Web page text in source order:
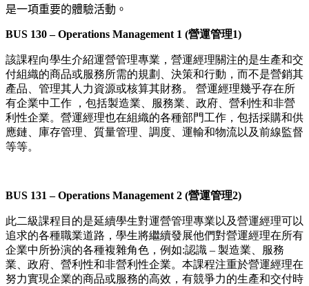
是一項重要的體驗活動。
BUS 130 – Operations Management 1 (營運管理1)
該課程向學生介紹運營管理專業，營運經理關注的是生產和交
付組織的商品或服務所需的規劃、決策和行動，而不是營銷其
產品、管理其人力資源或核算其財務。 營運經理幾乎存在所
有企業中工作 ，包括製造業、服務業、政府、營利性和非營
利性企業。營運經理也在組織的各種部門工作，包括採購和供
應鏈、庫存管理、質量管理、調度、運輸和物流以及前線監督
等等。
BUS 131 – Operations Management 2 (營運管理2)
此二級課程目的是延續學生對運營管理專業以及營運經理可以
追求的各種職業道路，學生將繼續發展他們對營運經理在所有
企業中所扮演的各種複雜角色，例如:認識 – 製造業、服務
業、政府、營利性和非營利性企業。本課程注重於營運經理在
努力實現企業的商品或服務的高效，有競爭力的生產和交付時